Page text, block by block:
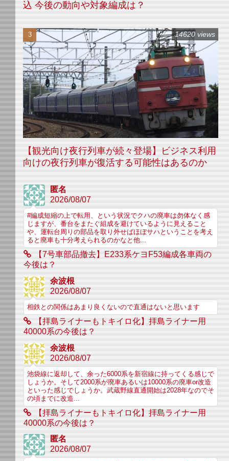
込 今後の動向や対象編成は？
【観光向け夜行列車が続々登場】ビジネス利用
向けの夜行列車が復活する可能性はあるのか
14620 views
匿名
2026/08/07
#編成短縮の上で転用、という状況でクハの廃車は勿体なく感
じますが、番台をまたぐ組成を避けているように見えること
や、運転台周りの部品を取り外せばほぼサハということを考え
ると廃車も十分考えられるのかなと他...
【7号車部品撤去】E233系ケヨF53編成各車両の
今後は？
余波根
2026/08/07
相鉄との関係はあまり良くないので直通はないと思います
【拝島ライナーもトキイロ化】拝島ライナー用
40000系の今後は？
余波根
2026/08/07
池袋線に返却して、余った6000系を新宿線に持ってくる感じで
しょうか。そして2000系が廃車あるいは10000系の廃車or改造
といった感じでしょうか。武蔵野線直通開始は2028年なのでそ
の頃までに改造...
【拝島ライナーもトキイロ化】拝島ライナー用
40000系の今後は？
匿名
2026/08/07